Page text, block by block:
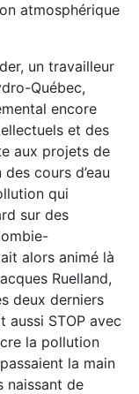
atmosphérique
un travailleur
Québec,
encore
et des
aux projets de
cours d’eau
qui
sur des
alors animé là
Ruelland,
deux derniers
STOP avec
la pollution
la main
naissant de